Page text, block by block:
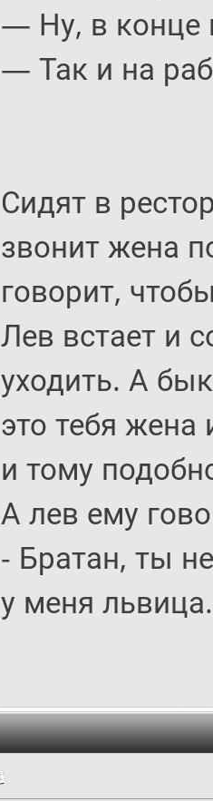
— Ну, в конце
— Так и на
Сидят в
звонит жена
говорит,
Лев встает и
уходить. А
это тебя жена
и тому
А лев ему
- Братан, ты
у меня